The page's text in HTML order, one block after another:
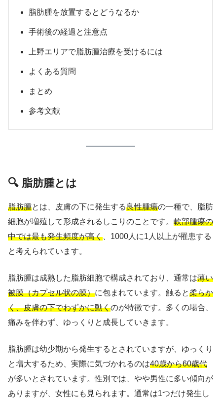
脂肪腫を放置するとどうなるか
手術後の経過と注意点
上野エリアで脂肪腫治療を受けるには
よくある質問
まとめ
参考文献
🔍 脂肪腫とは
脂肪腫とは、皮膚の下に発生する良性腫瘍の一種で、脂肪
細胞が増殖して形成されるしこりのことです。 軟部腫瘍の
中では最も発生頻度が高く 、1000人に1人以上が罹患する
と考えられています。
脂肪腫は成熟した脂肪細胞で構成されており、通常は薄い
被膜（カプセル状の膜）に包まれています。触ると柔らか
く、皮膚の下でわずかに動くのが特徴です。多くの場合、
痛みを伴わず、ゆっくりと成長していきます。
脂肪腫は幼少期から発生するとされていますが、ゆっくり
と増大するため、実際に気づかれるのは40歳から60歳代
が多いとされています。性別では、やや男性に多い傾向が
ありますが、女性にも見られます。通常は1つだけ発生し